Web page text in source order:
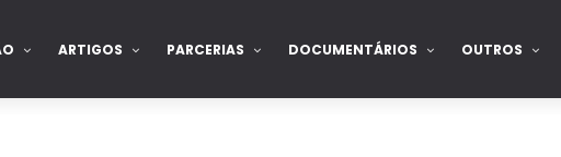
ARTIGOS PARCERIAS DOCUMENTÁRIOS OUTROS